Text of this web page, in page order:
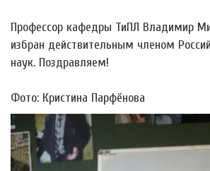
Профессор кафедры ТиПЛ Владимир
избран действительным членом
наук. Поздравляем!
Фото: Кристина Парфёнова